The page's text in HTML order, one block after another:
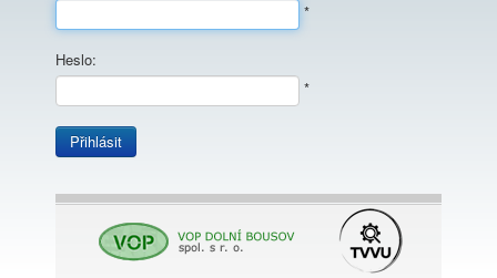
*
Heslo:
*
Přihlásit